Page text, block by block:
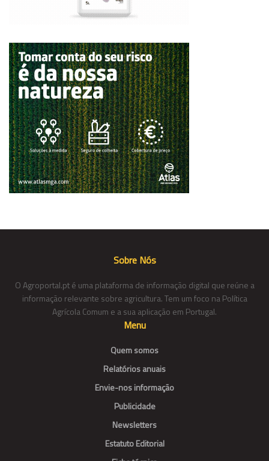
Sobre Nós
O Agroportal.pt é uma plataforma de informação digital que reúne a
informação relevante sobre agricultura. Tem um foco na Política
Agrícola Comum e a sua aplicação em Portugal.
Menu
Quem somos
Relatórios anuais
Envie-nos informação
Publicidade
Newsletters
Estatuto Editorial